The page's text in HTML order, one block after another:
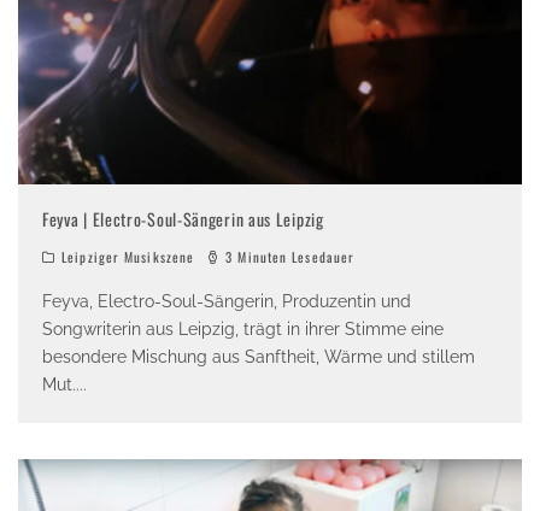
Feyva | Electro-Soul-Sängerin aus Leipzig
Leipziger Musikszene 3 Minuten Lesedauer
Feyva, Electro-Soul-Sängerin, Produzentin und
Songwriterin aus Leipzig, trägt in ihrer Stimme eine
besondere Mischung aus Sanftheit, Wärme und stillem
Mut....